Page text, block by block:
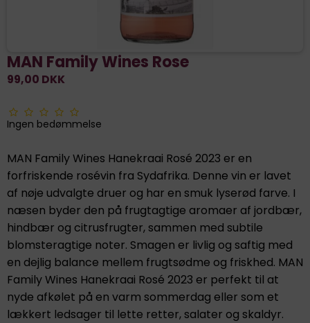
MAN Family Wines Rose
99,00 DKK
Ingen bedømmelse
MAN Family Wines Hanekraai Rosé 2023 er en
forfriskende rosévin fra Sydafrika. Denne vin er lavet
af nøje udvalgte druer og har en smuk lyserød farve. I
næsen byder den på frugtagtige aromaer af jordbær,
hindbær og citrusfrugter, sammen med subtile
blomsteragtige noter. Smagen er livlig og saftig med
en dejlig balance mellem frugtsødme og friskhed. MAN
Family Wines Hanekraai Rosé 2023 er perfekt til at
nyde afkølet på en varm sommerdag eller som et
lækkert ledsager til lette retter, salater og skaldyr.